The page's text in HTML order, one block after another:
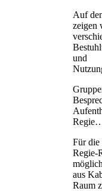
Auf
zeigen
und
Für die
Regie-
aus
Raum